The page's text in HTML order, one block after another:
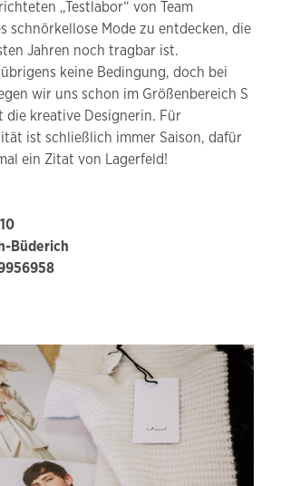
„Testlabor“ von Team
schnörkellose Mode zu entdecken, die
Jahren noch tragbar ist.
keine Bedingung, doch bei
wir uns schon im Größenbereich S
die kreative Designerin. Für
ist schließlich immer Saison, dafür
ein Zitat von Lagerfeld!
Büderich